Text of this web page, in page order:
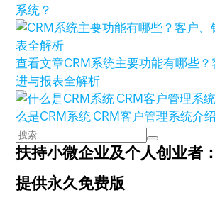
系统？
查看文章CRM系统主要功能有哪些
进与报表全解析
么是CRM系统 CRM客户管理系统介绍
扶持小微企业及个人创业者：
提供永久免费版